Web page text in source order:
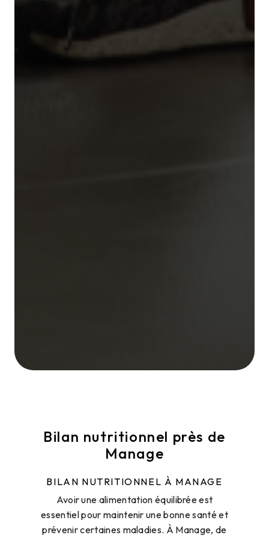
Bilan nutritionnel près de
Manage
BILAN NUTRITIONNEL À MANAGE
Avoir une alimentation équilibrée est
essentiel pour maintenir une bonne santé et
prévenir certaines maladies. À Manage, de